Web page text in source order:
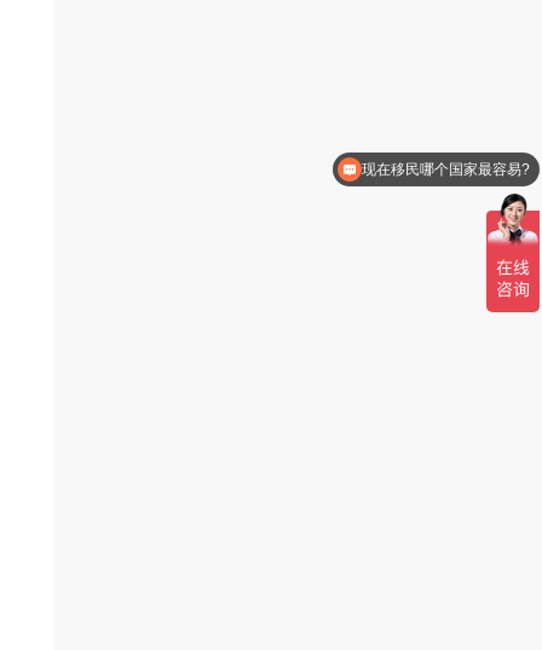
现在移民哪个国家最容易?